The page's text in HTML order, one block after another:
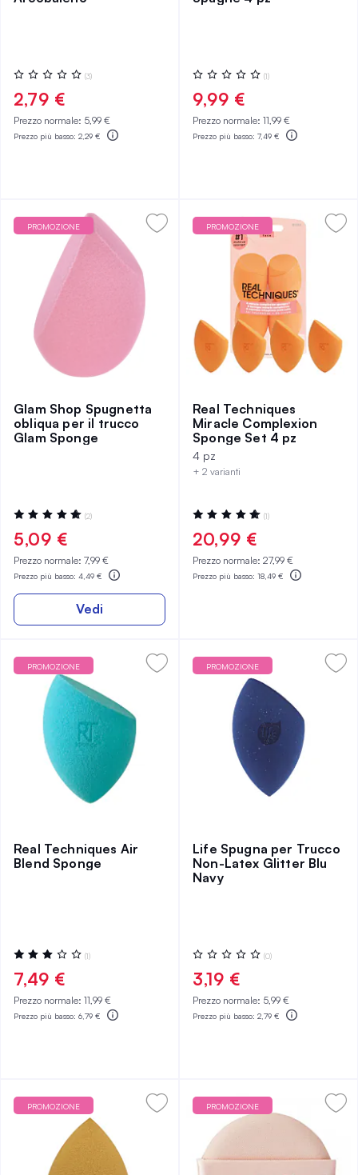
Valutazione:
0%
(3)
2,79 €
Prezzo normale: 5,99 €
Prezzo più basso: 2,29 €
Valutazione:
0%
(1)
9,99 €
Prezzo normale: 11,99 €
Prezzo più basso: 7,49 €
PROMOZIONE
Glam Shop Spugnetta
obliqua per il trucco
Glam Sponge
Valutazione:
100%
(2)
5,09 €
Prezzo normale: 7,99 €
Prezzo più basso: 4,49 €
Vedi
PROMOZIONE
Real Techniques
Miracle Complexion
Sponge Set 4 pz
4 pz
+ 2 varianti
Valutazione:
100%
(1)
20,99 €
Prezzo normale: 27,99 €
Prezzo più basso: 18,49 €
PROMOZIONE
Real Techniques Air
Blend Sponge
Valutazione:
60%
(1)
7,49 €
Prezzo normale: 11,99 €
Prezzo più basso: 6,79 €
PROMOZIONE
Life Spugna per Trucco
Non-Latex Glitter Blu
Navy
Valutazione:
0%
(0)
3,19 €
Prezzo normale: 5,99 €
Prezzo più basso: 2,79 €
PROMOZIONE PROMOZIONE